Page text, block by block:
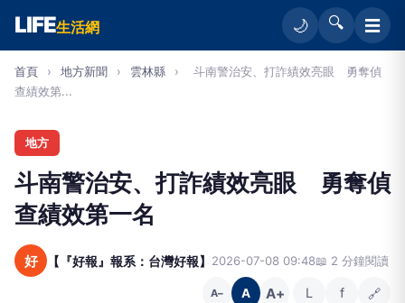
LIFE生活網 🌙 🔍 ☰
首頁 › 地方新聞 › 雲林縣 ›
斗南警治安、打詐績效亮眼 勇奪偵
查績效第...
地方
斗南警治安、打詐績效亮眼 勇奪偵
查績效第一名
好 【『好報』報系：台灣好報】 2026-07-08 09:48📖 2 分鐘閱讀
A− A A+ L f 🔗